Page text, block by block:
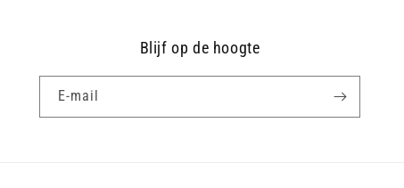
Blijf op de hoogte
E‑mail